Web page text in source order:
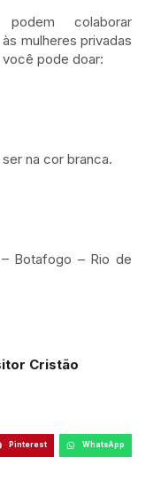
colaborar
mulheres privadas
pode doar:
na cor branca.
Botafogo – Rio de
Cristão
Pinterest WhatsApp